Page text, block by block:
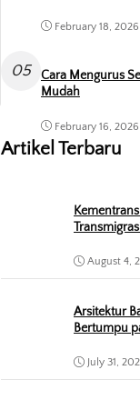
February 18, 2026
05
Cara Mengurus
Mudah
February 16, 2026
Artikel Terbaru
August 4,
Arsitektur
Bertumpu
July 31,